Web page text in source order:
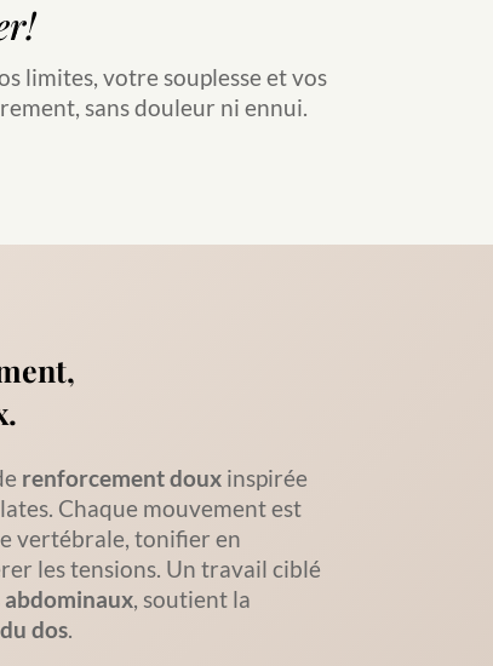
limites, votre souplesse et vos
sans douleur ni ennui.
renforcement douxinspirée
Chaque mouvement est
vertébrale, tonifier en
les tensions. Un travail ciblé
abdominaux, soutient la
dos.